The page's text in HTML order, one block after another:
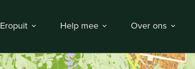
Eropuit Help mee Over ons